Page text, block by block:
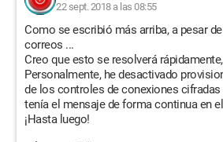
22 sept. 2018 a las 08:55
Como se escribió más arriba, a pesar
correos ...
Creo que esto se resolverá
Personalmente, he desactivado
de los controles de conexiones cifradas
tenía el mensaje de forma continua en
¡Hasta luego!